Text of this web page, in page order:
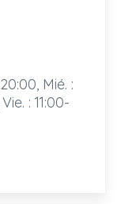
Mié. :
: 11:00-